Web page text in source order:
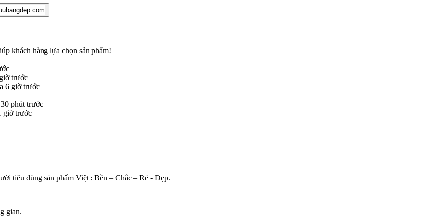
khách hàng lựa chọn sản phẩm!
trước
6 giờ trước
phút trước
giờ trước
tiêu dùng sản phẩm Việt : Bền – Chắc – Rẻ - Đẹp.
gian.